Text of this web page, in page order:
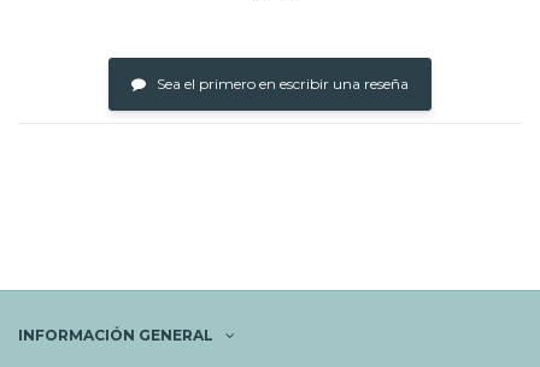
Sea el primero en escribir una reseña
INFORMACIÓN GENERAL